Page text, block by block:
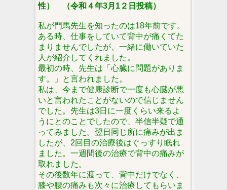
性） （令和４年3月1２日投稿）
私が門馬先生を知ったのは18年前です。
ある時、仕事をしていて背中が痛くてた
まりませんでしたが、一緒に働いていた
人が紹介してくれました。
最初の時、先生は「心臓に問題がありま
す。」と言われました。
私は、今まで健康診断で一度も心臓が悪
いと言われたことがないので信じません
でした。先生は3日に一度くらい来るよ
うにとのことでしたので、半信半疑で通
ってみました。翌日同じ所に痛みが出ま
したが、2回目の治療後はぐっすり眠れ
ました。一週間後の治療で背中の痛みが
取れました。
その後数年に渡って、背中だけでなく、
膝や腰の痛みも次々に治療してもらいま